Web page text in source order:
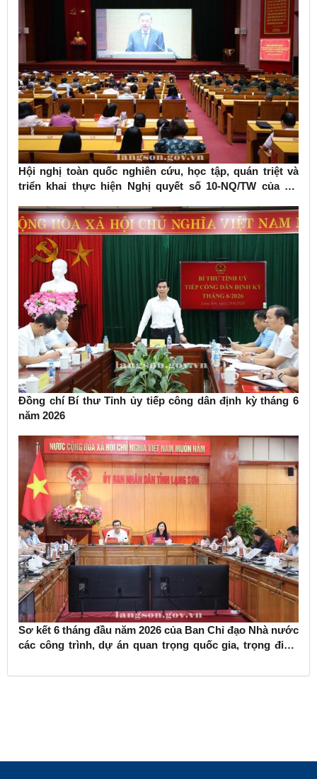
Hội nghị toàn quốc nghiên cứu, học tập, quán triệt và
triển khai thực hiện Nghị quyết số 10-NQ/TW của Bộ
Đồng chí Bí thư Tỉnh ủy tiếp công dân định kỳ tháng 6
năm 2026
Sơ kết 6 tháng đầu năm 2026 của Ban Chỉ đạo Nhà nước
các công trình, dự án quan trọng quốc gia, trọng điểm